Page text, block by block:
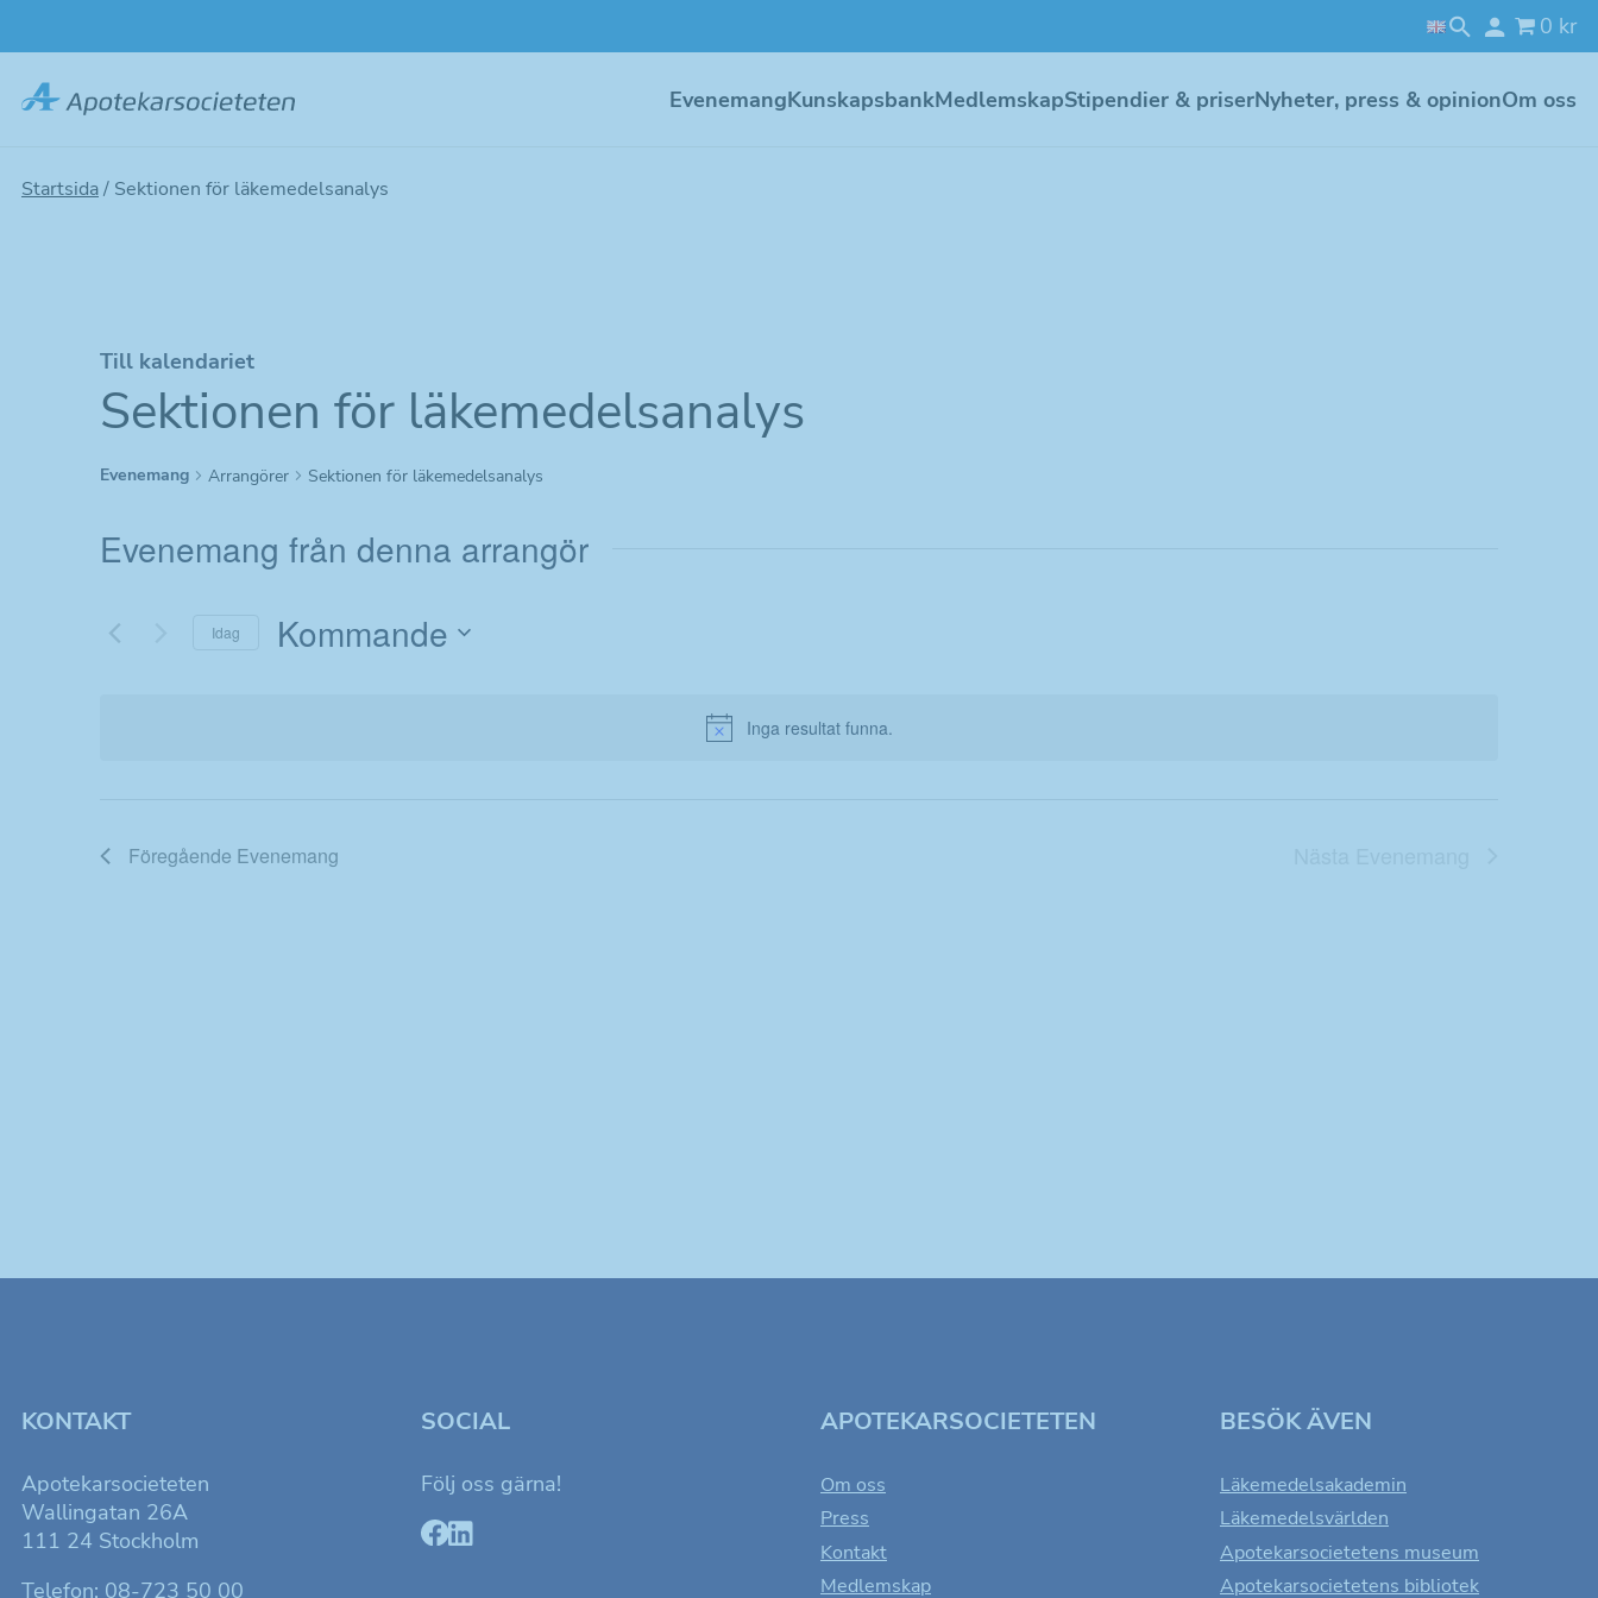
0 kr
EvenemangKunskapsbankMedlemskapStipendier & priserNyheter, press & opinionOm oss
Startsida/ Sektionen för läkemedelsanalys
Till kalendariet
Notice
Inga resultat funna.
Sektionen för läkemedelsanalys
Evenemang Arrangörer Sektionen för läkemedelsanalys
Evenemang från denna arrangör
Idag Kommande
Föregående Evenemang
KONTAKT
Apotekarsocieteten
Wallingatan 26A
111 24 Stockholm
Telefon: 08-723 50 00
SOCIAL
Följ oss gärna!
APOTEKARSOCIETETEN
Om oss
Press
Kontakt
Medlemskap
BESÖK ÄVEN
Läkemedelsakademin
Läkemedelsvärlden
Apotekarsocietetens museum
Apotekarsocietetens bibliotek